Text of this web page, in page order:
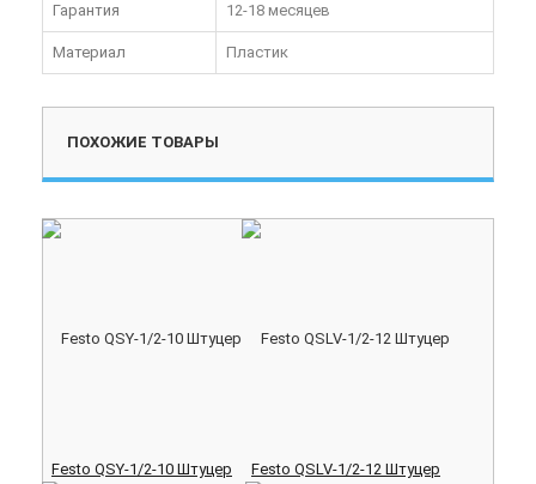
Гарантия 12-18 месяцев
Материал Пластик
ПОХОЖИЕ ТОВАРЫ
Festo QSY-1/2-10 Штуцер Festo QSLV-1/2-12 Штуцер